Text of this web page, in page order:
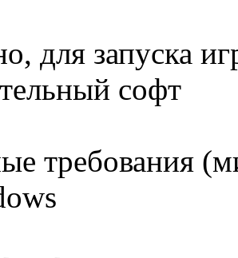
для запуска
софт
требования